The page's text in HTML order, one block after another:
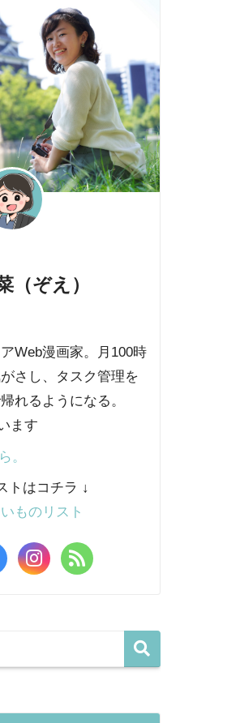
（ぞえ）
Web漫画家。月100時
さし、タスク管理を
れるようになる。
ます
。
トはコチラ ↓
ものリスト